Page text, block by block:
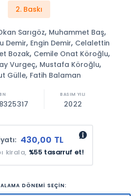
2. Baskı
Sarıgöz, Muhammet Baş,
Demir, Engin Demir, Celalettin
Bozak, Cemile Onat Köroğlu,
Vurgeç, Mustafa Köroğlu,
Gülle, Fatih Balaman
2022
430,00 TL
kirala, %55 tasarruf et!
DÖNEMİ SEÇİN: